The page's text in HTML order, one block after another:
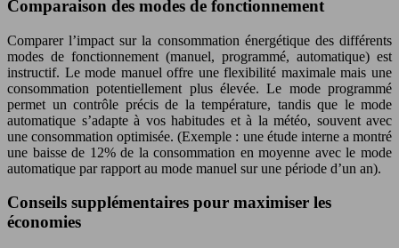
Comparaison des modes de fonctionnement
Comparer l’impact sur la consommation énergétique des différents
modes de fonctionnement (manuel, programmé, automatique) est
instructif. Le mode manuel offre une flexibilité maximale mais une
consommation potentiellement plus élevée. Le mode programmé
permet un contrôle précis de la température, tandis que le mode
automatique s’adapte à vos habitudes et à la météo, souvent avec
une consommation optimisée. (Exemple : une étude interne a montré
une baisse de 12% de la consommation en moyenne avec le mode
automatique par rapport au mode manuel sur une période d’un an).
Conseils supplémentaires pour maximiser les
économies